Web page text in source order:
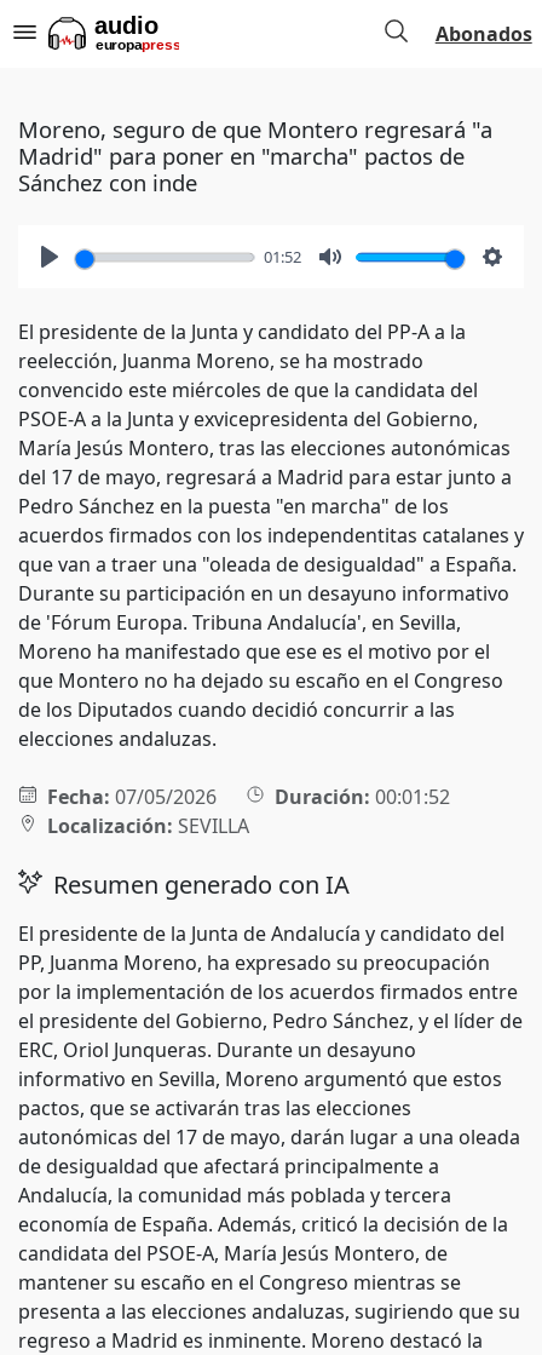
Abonados
Moreno, seguro de que Montero regresará "a
Madrid" para poner en "marcha" pactos de
Sánchez con inde
01:52
El presidente de la Junta y candidato del PP-A a la
reelección, Juanma Moreno, se ha mostrado
convencido este miércoles de que la candidata del
PSOE-A a la Junta y exvicepresidenta del Gobierno,
María Jesús Montero, tras las elecciones autonómicas
del 17 de mayo, regresará a Madrid para estar junto a
Pedro Sánchez en la puesta "en marcha" de los
acuerdos firmados con los independentitas catalanes y
que van a traer una "oleada de desigualdad" a España.
Durante su participación en un desayuno informativo
de 'Fórum Europa. Tribuna Andalucía', en Sevilla,
Moreno ha manifestado que ese es el motivo por el
que Montero no ha dejado su escaño en el Congreso
de los Diputados cuando decidió concurrir a las
elecciones andaluzas.
Fecha: 07/05/2026 Duración: 00:01:52
Localización: SEVILLA
Resumen generado con IA
El presidente de la Junta de Andalucía y candidato del
PP, Juanma Moreno, ha expresado su preocupación
por la implementación de los acuerdos firmados entre
el presidente del Gobierno, Pedro Sánchez, y el líder de
ERC, Oriol Junqueras. Durante un desayuno
informativo en Sevilla, Moreno argumentó que estos
pactos, que se activarán tras las elecciones
autonómicas del 17 de mayo, darán lugar a una oleada
de desigualdad que afectará principalmente a
Andalucía, la comunidad más poblada y tercera
economía de España. Además, criticó la decisión de la
candidata del PSOE-A, María Jesús Montero, de
mantener su escaño en el Congreso mientras se
presenta a las elecciones andaluzas, sugiriendo que su
regreso a Madrid es inminente. Moreno destacó la